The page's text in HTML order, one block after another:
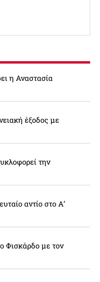
η Αναστασία
έξοδος με
την
αντίο στο Α’
Φισκάρδο με τον